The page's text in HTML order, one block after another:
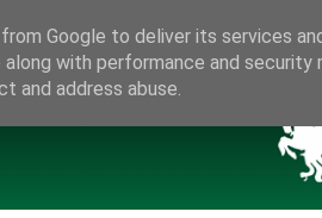
Google to deliver its services
along with performance and
and address abuse.